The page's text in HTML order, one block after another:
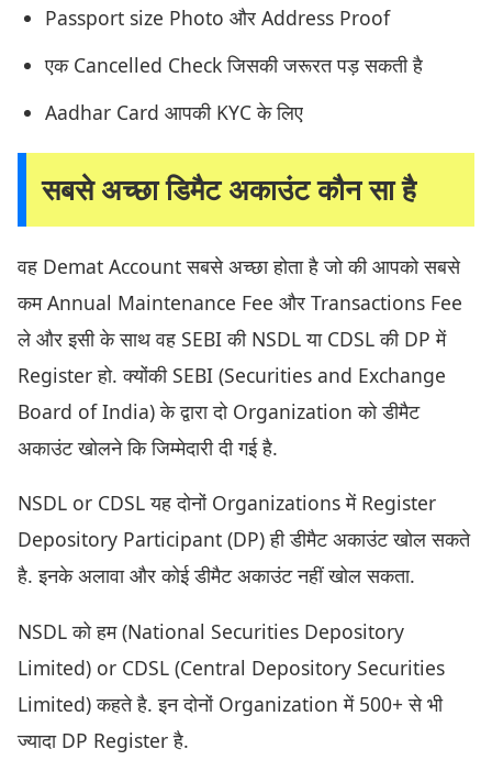
Passport size Photo और Address Proof
एक Cancelled Check जिसकी जरूरत पड़ सकती है
Aadhar Card आपकी KYC के लिए
सबसे अच्छा डिमैट अकाउंट कौन सा है
वह Demat Account सबसे अच्छा होता है जो की आपको सबसे
कम Annual Maintenance Fee और Transactions Fee
ले और इसी के साथ वह SEBI की NSDL या CDSL की DP में
Register हो. क्योंकी SEBI (Securities and Exchange
Board of India) के द्वारा दो Organization को डीमैट
अकाउंट खोलने कि जिम्मेदारी दी गई है.
NSDL or CDSL यह दोनों Organizations में Register
Depository Participant (DP) ही डीमैट अकाउंट खोल सकते
है. इनके अलावा और कोई डीमैट अकाउंट नहीं खोल सकता.
NSDL को हम (National Securities Depository
Limited) or CDSL (Central Depository Securities
Limited) कहते है. इन दोनों Organization में 500+ से भी
ज्यादा DP Register है.